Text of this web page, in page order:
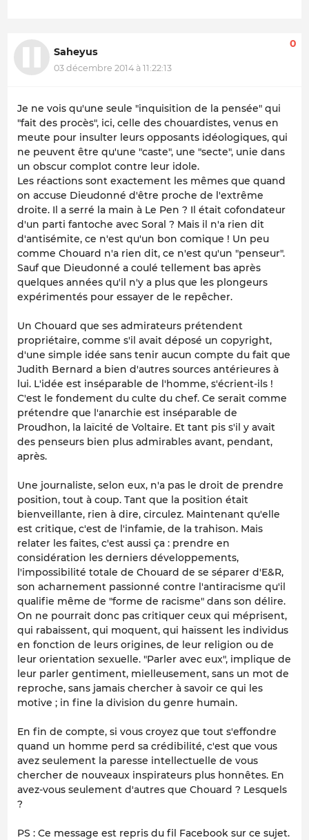
Saheyus
03 décembre 2014 à 11:22:13
0
Je ne vois qu'une seule "inquisition de la pensée" qui
"fait des procès", ici, celle des chouardistes, venus en
meute pour insulter leurs opposants idéologiques, qui
ne peuvent être qu'une "caste", une "secte", unie dans
un obscur complot contre leur idole.
Les réactions sont exactement les mêmes que quand
on accuse Dieudonné d'être proche de l'extrême
droite. Il a serré la main à Le Pen ? Il était cofondateur
d'un parti fantoche avec Soral ? Mais il n'a rien dit
d'antisémite, ce n'est qu'un bon comique ! Un peu
comme Chouard n'a rien dit, ce n'est qu'un "penseur".
Sauf que Dieudonné a coulé tellement bas après
quelques années qu'il n'y a plus que les plongeurs
expérimentés pour essayer de le repêcher.
Un Chouard que ses admirateurs prétendent
propriétaire, comme s'il avait déposé un copyright,
d'une simple idée sans tenir aucun compte du fait que
Judith Bernard a bien d'autres sources antérieures à
lui. L'idée est inséparable de l'homme, s'écrient-ils !
C'est le fondement du culte du chef. Ce serait comme
prétendre que l'anarchie est inséparable de
Proudhon, la laïcité de Voltaire. Et tant pis s'il y avait
des penseurs bien plus admirables avant, pendant,
après.
Une journaliste, selon eux, n'a pas le droit de prendre
position, tout à coup. Tant que la position était
bienveillante, rien à dire, circulez. Maintenant qu'elle
est critique, c'est de l'infamie, de la trahison. Mais
relater les faites, c'est aussi ça : prendre en
considération les derniers développements,
l'impossibilité totale de Chouard de se séparer d'E&R,
son acharnement passionné contre l'antiracisme qu'il
qualifie même de "forme de racisme" dans son délire.
On ne pourrait donc pas critiquer ceux qui méprisent,
qui rabaissent, qui moquent, qui haïssent les individus
en fonction de leurs origines, de leur religion ou de
leur orientation sexuelle. "Parler avec eux", implique de
leur parler gentiment, mielleusement, sans un mot de
reproche, sans jamais chercher à savoir ce qui les
motive ; in fine la division du genre humain.
En fin de compte, si vous croyez que tout s'effondre
quand un homme perd sa crédibilité, c'est que vous
avez seulement la paresse intellectuelle de vous
chercher de nouveaux inspirateurs plus honnêtes. En
avez-vous seulement d'autres que Chouard ? Lesquels
?
PS : Ce message est repris du fil Facebook sur ce sujet.